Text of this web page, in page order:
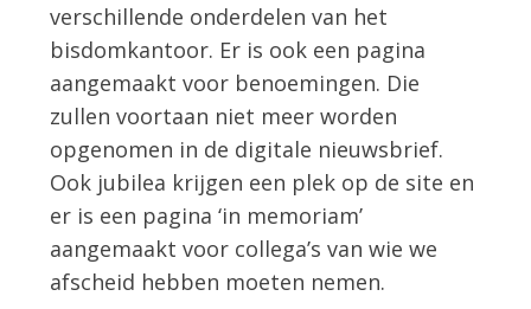
verschillende onderdelen van het
bisdomkantoor. Er is ook een pagina
aangemaakt voor benoemingen. Die
zullen voortaan niet meer worden
opgenomen in de digitale nieuwsbrief.
Ook jubilea krijgen een plek op de site en
er is een pagina ‘in memoriam’
aangemaakt voor collega’s van wie we
afscheid hebben moeten nemen.